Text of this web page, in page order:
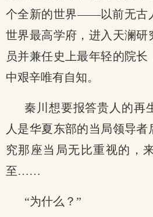
个全新的世界——以前无古
世界最高学府，进入天澜研
员并兼任史上最年轻的院
中艰辛唯有自知。
秦川想要报答贵人的再
人是华夏东部的当局领导
究那座当局无比重视的，
至……
“为什么？”